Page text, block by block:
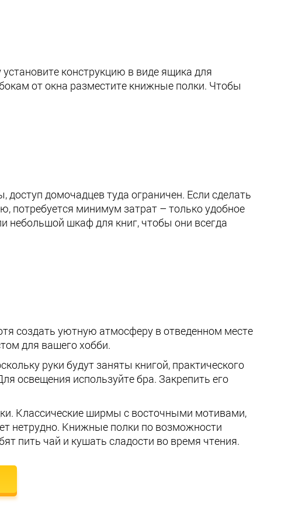
конструкцию в виде ящика для
от окна разместите книжные полки. Чтобы
домочадцев туда ограничен. Если сделать
потребуется минимум затрат – только удобное
небольшой шкаф для книг, чтобы они всегда
создать уютную атмосферу в отведенном месте
для вашего хобби.
руки будут заняты книгой, практического
освещения используйте бра. Закрепить его
Классические ширмы с восточными мотивами,
нетрудно. Книжные полки по возможности
пить чай и кушать сладости во время чтения.